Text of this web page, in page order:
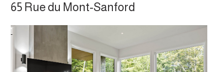
65 Rue du Mont-Sanford